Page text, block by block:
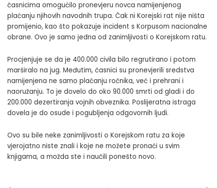
časnicima omogućilo pronevjeru novca namijenjenog
plaćanju njihovih navodnih trupa. Čak ni Korejski rat nije ništa
promijenio, kao što pokazuje incident s Korpusom nacionalne
obrane. Ovo je samo jedna od zanimljivosti o Korejskom ratu.
Procjenjuje se da je 400.000 civila bilo regrutirano i potom
marširalo na jug. Međutim, časnici su pronevjerili sredstva
namijenjena ne samo plaćanju ročnika, već i prehrani i
naoružanju. To je dovelo do oko 90.000 smrti od gladi i do
200.000 dezertiranja vojnih obveznika. Poslijeratna istraga
dovela je do osude i pogubljenja odgovornih ljudi.
Ovo su bile neke zanimljivosti o Korejskom ratu za koje
vjerojatno niste znali i koje ne možete pronaći u svim
knjigama, a možda ste i naučili ponešto novo.